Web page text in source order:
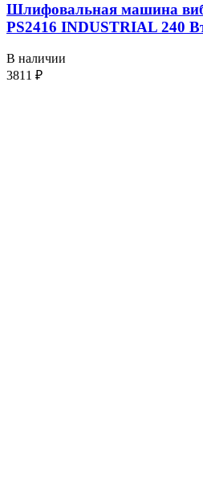
Шлифовальная машина
PS2416 INDUSTRIAL 240
В наличии
3811 ₽